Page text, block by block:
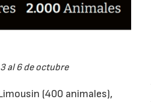
al 6 de octubre
(400 animales),
28/07/2026